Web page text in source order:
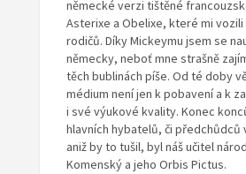
německé verzi tištěné
Asterixe a Obelixe, které mi vozili
rodičů. Díky Mickeymu jsem se
německy, neboť mne strašně
těch bublinách píše. Od té doby
médium není jen k pobavení a k
i své výukové kvality. Konec
hlavních hybatelů, či předchůdců
aniž by to tušil, byl náš učitel
Komenský a jeho Orbis Pictus.